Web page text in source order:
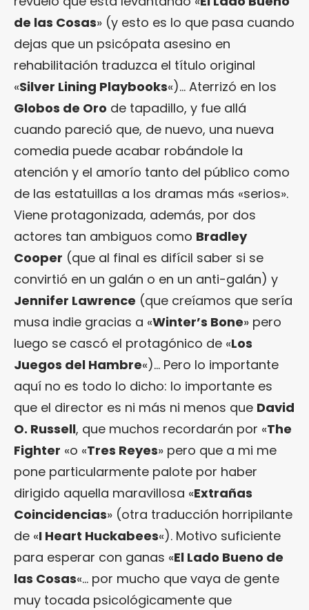
de las Cosas» (y esto es lo que pasa cuando
dejas que un psicópata asesino en
rehabilitación traduzca el título original
«Silver Lining Playbooks«)… Aterrizó en los
Globos de Oro de tapadillo, y fue allá
cuando pareció que, de nuevo, una nueva
comedia puede acabar robándole la
atención y el amorío tanto del público como
de las estatuillas a los dramas más «serios».
Viene protagonizada, además, por dos
actores tan ambiguos como Bradley
Cooper (que al final es difícil saber si se
convirtió en un galán o en un anti-galán) y
Jennifer Lawrence (que creíamos que sería
musa indie gracias a «Winter’s Bone» pero
luego se cascó el protagónico de «Los
Juegos del Hambre«)… Pero lo importante
aquí no es todo lo dicho: lo importante es
que el director es ni más ni menos que David
O. Russell, que muchos recordarán por «The
Fighter «o «Tres Reyes» pero que a mi me
pone particularmente palote por haber
dirigido aquella maravillosa «Extrañas
Coincidencias» (otra traducción horripilante
de «I Heart Huckabees«). Motivo suficiente
para esperar con ganas «El Lado Bueno de
las Cosas«… por mucho que vaya de gente
muy tocada psicológicamente que